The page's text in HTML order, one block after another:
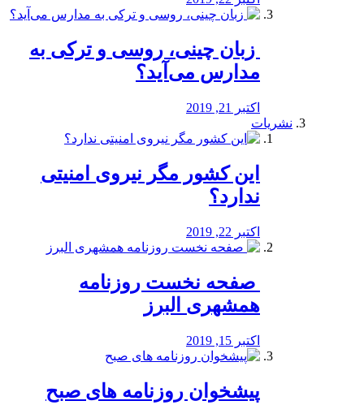
️ زبان چینی، روسی و ترکی به
مدارس می‌آید؟
اکتبر 21, 2019
نشریات
این کشور مگر نیروی امنیتی
ندارد؟
اکتبر 22, 2019
️ صفحه نخست روزنامه‌
همشهری البرز
اکتبر 15, 2019
پیشخوان روزنامه های صبح